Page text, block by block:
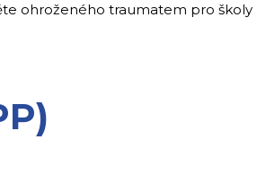
ohroženého traumatem pro školy